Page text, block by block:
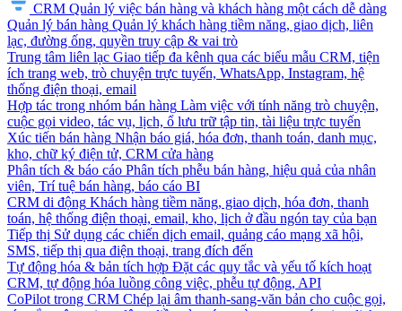
CRM Quản lý việc bán hàng và khách hàng một cách dễ dàng
Quản lý bán hàng Quản lý khách hàng tiềm năng, giao dịch, liên
lạc, đường ống, quyền truy cập & vai trò
Trung tâm liên lạc Giao tiếp đa kênh qua các biểu mẫu CRM, tiện
ích trang web, trò chuyện trực tuyến, WhatsApp, Instagram, hệ
thống điện thoại, email
Hợp tác trong nhóm bán hàng Làm việc với tính năng trò chuyện,
cuộc gọi video, tác vụ, lịch, ổ lưu trữ tập tin, tài liệu trực tuyến
Xúc tiến bán hàng Nhận báo giá, hóa đơn, thanh toán, danh mục,
kho, chữ ký điện tử, CRM cửa hàng
Phân tích & báo cáo Phân tích phễu bán hàng, hiệu quả của nhân
viên, Trí tuệ bán hàng, báo cáo BI
CRM di động Khách hàng tiềm năng, giao dịch, hóa đơn, thanh
toán, hệ thống điện thoại, email, kho, lịch ở đầu ngón tay của bạn
Tiếp thị Sử dụng các chiến dịch email, quảng cáo mạng xã hội,
SMS, tiếp thị qua điện thoại, trang đích đến
Tự động hóa & bản tích hợp Đặt các quy tắc và yếu tố kích hoạt
CRM, tự động hóa luồng công việc, phễu tự động, API
CoPilot trong CRM Chép lại âm thanh-sang-văn bản cho cuộc gọi,